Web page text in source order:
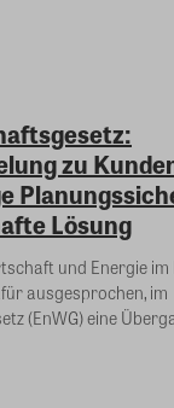
zu
Lösung
und Energie im
ausgesprochen, im
(EnWG) eine